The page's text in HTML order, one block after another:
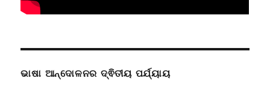
ଭାଷା ଆନ୍ଦୋଳନର ଦ୍ଵିତୀୟ ପର୍ଯ୍ୟାୟ